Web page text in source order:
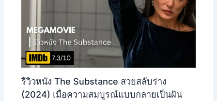
รีวิวหนัง The Substance สวยสลับร่าง
(2024) เมื่อความสมบูรณ์แบบกลายเป็นฝัน